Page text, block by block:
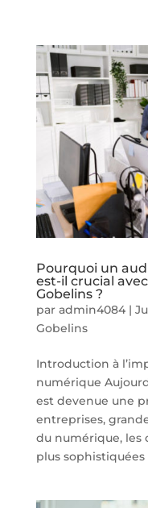
Pourquoi un
est-il crucial
Gobelins ?
par admin4084|
Gobelins
Introduction à
numérique
est devenue une
entreprises,
du numérique, les
plus sophistiquées